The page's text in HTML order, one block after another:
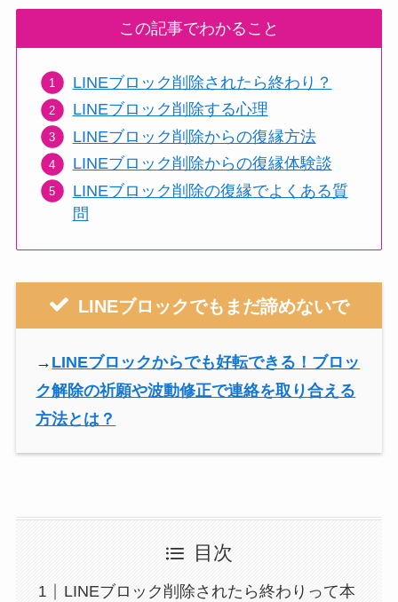
この記事でわかること
LINEブロック削除されたら終わり？
LINEブロック削除する心理
LINEブロック削除からの復縁方法
LINEブロック削除からの復縁体験談
LINEブロック削除の復縁でよくある質
問
LINEブロックでもまだ諦めないで
→ LINEブロックからでも好転できる！ブロッ
ク解除の祈願や波動修正で連絡を取り合える
方法とは？
目次
LINEブロック削除されたら終わりって本